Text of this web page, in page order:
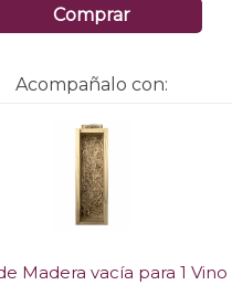
Comprar
Acompañalo con:
Madera vacía para 1 Vino